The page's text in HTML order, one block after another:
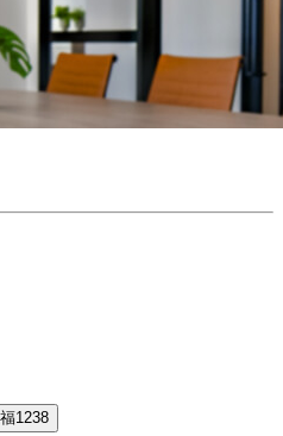
間以
にお貸出ししています。 ・
タッフの状況によりご希望に
あらかじめご了承ください。
、お車でお越しの際は事前に
1238